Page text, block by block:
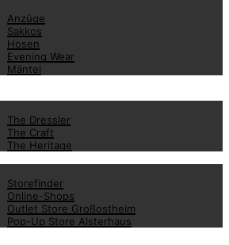
Anzüge
Sakkos
Hosen
Evening Wear
Mäntel
The Dressler
The Craft
The Heritage
Storefinder
Online-Shops
Outlet Store Großostheim
Pop-Up Store Alsterhaus